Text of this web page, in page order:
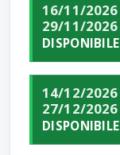
16/11/2026
29/11/2026
DISPONIBILE
14/12/2026
27/12/2026
DISPONIBILE